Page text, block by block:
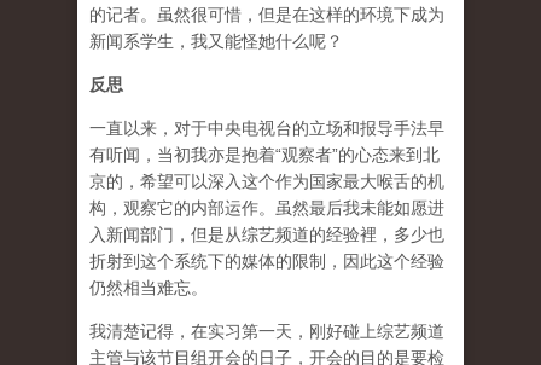
的记者。虽然很可惜，但是在这样的环境下成为
新闻系学生，我又能怪她什么呢？
反思
一直以来，对于中央电视台的立场和报导手法早
有听闻，当初我亦是抱着“观察者”的心态来到北
京的，希望可以深入这个作为国家最大喉舌的机
构，观察它的内部运作。虽然最后我未能如愿进
入新闻部门，但是从综艺频道的经验裡，多少也
折射到这个系统下的媒体的限制，因此这个经验
仍然相当难忘。
我清楚记得，在实习第一天，刚好碰上综艺频道
主管与该节目组开会的日子，开会的目的是要检